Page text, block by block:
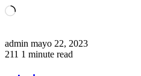
Loading…
admin Send
an
mayo 22, 2023
211 1 minute read